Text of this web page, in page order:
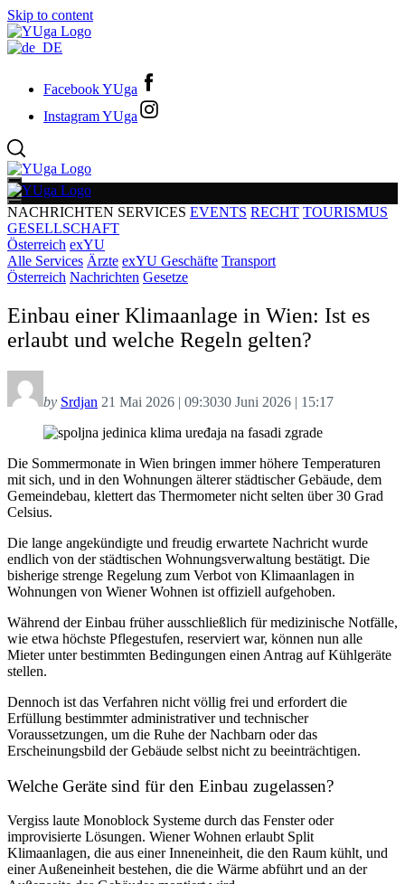
Skip to content
Facebook YUga
Instagram YUga
NACHRICHTEN SERVICES EVENTS RECHT TOURISMUS
GESELLSCHAFT
Österreich exYU
Alle Services Ärzte exYU Geschäfte Transport
Österreich Nachrichten Gesetze
Einbau einer Klimaanlage in Wien: Ist es
erlaubt und welche Regeln gelten?
by Srdjan 21 Mai 2026 | 09:3030 Juni 2026 | 15:17
Die Sommermonate in Wien bringen immer höhere Temperaturen
mit sich, und in den Wohnungen älterer städtischer Gebäude, dem
Gemeindebau, klettert das Thermometer nicht selten über 30 Grad
Celsius.
Die lange angekündigte und freudig erwartete Nachricht wurde
endlich von der städtischen Wohnungsverwaltung bestätigt. Die
bisherige strenge Regelung zum Verbot von Klimaanlagen in
Wohnungen von Wiener Wohnen ist offiziell aufgehoben.
Während der Einbau früher ausschließlich für medizinische Notfälle,
wie etwa höchste Pflegestufen, reserviert war, können nun alle
Mieter unter bestimmten Bedingungen einen Antrag auf Kühlgeräte
stellen.
Dennoch ist das Verfahren nicht völlig frei und erfordert die
Erfüllung bestimmter administrativer und technischer
Voraussetzungen, um die Ruhe der Nachbarn oder das
Erscheinungsbild der Gebäude selbst nicht zu beeinträchtigen.
Welche Geräte sind für den Einbau zugelassen?
Vergiss laute Monoblock Systeme durch das Fenster oder
improvisierte Lösungen. Wiener Wohnen erlaubt Split
Klimaanlagen, die aus einer Inneneinheit, die den Raum kühlt, und
einer Außeneinheit bestehen, die die Wärme abführt und an der